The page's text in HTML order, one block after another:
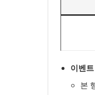
이벤
본